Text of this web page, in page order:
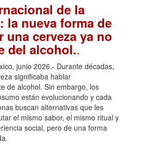
de la
la nueva forma de
una cerveza ya no
del alcohol..
junio 2026.- Durante décadas,
significaba hablar
de alcohol. Sin embargo, los
están evolucionando y cada
buscan alternativas que les
el mismo sabor, el mismo ritual y
social, pero de una forma